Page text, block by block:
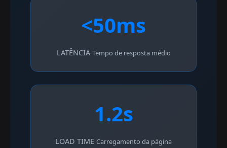
<50ms
LATÊNCIA Tempo de resposta médio
1.2s
LOAD TIME Carregamento da página